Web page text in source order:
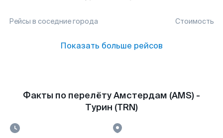
Рейсы в соседние города Стоимость
Показать больше рейсов
Факты по перелёту Амстердам (AMS) -
Турин (TRN)